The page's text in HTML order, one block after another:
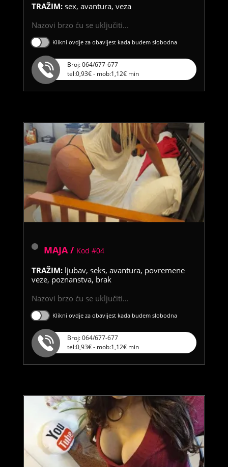
TRAŽIM: sex, avantura, veza
Nazovi brzo ću se uključiti...
Klikni ovdje za obavijest kada budem slobodna
Broj: 064/677-677
tel:0,93€ - mob:1,12€ min
MAJA / Kod #04
TRAŽIM: ljubav, seks, avantura, povremene
veze, poznanstva, brak
Nazovi brzo ću se uključiti...
Klikni ovdje za obavijest kada budem slobodna
Broj: 064/677-677
tel:0,93€ - mob:1,12€ min